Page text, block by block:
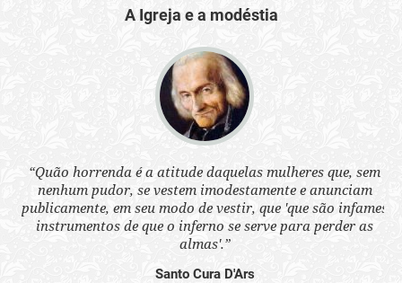
A Igreja e a modéstia
“Quão horrenda é a atitude daquelas mulheres que, sem
nenhum pudor, se vestem imodestamente e anunciam
publicamente, em seu modo de vestir, que 'que são infames
instrumentos de que o inferno se serve para perder as
almas'.”
Santo Cura D'Ars